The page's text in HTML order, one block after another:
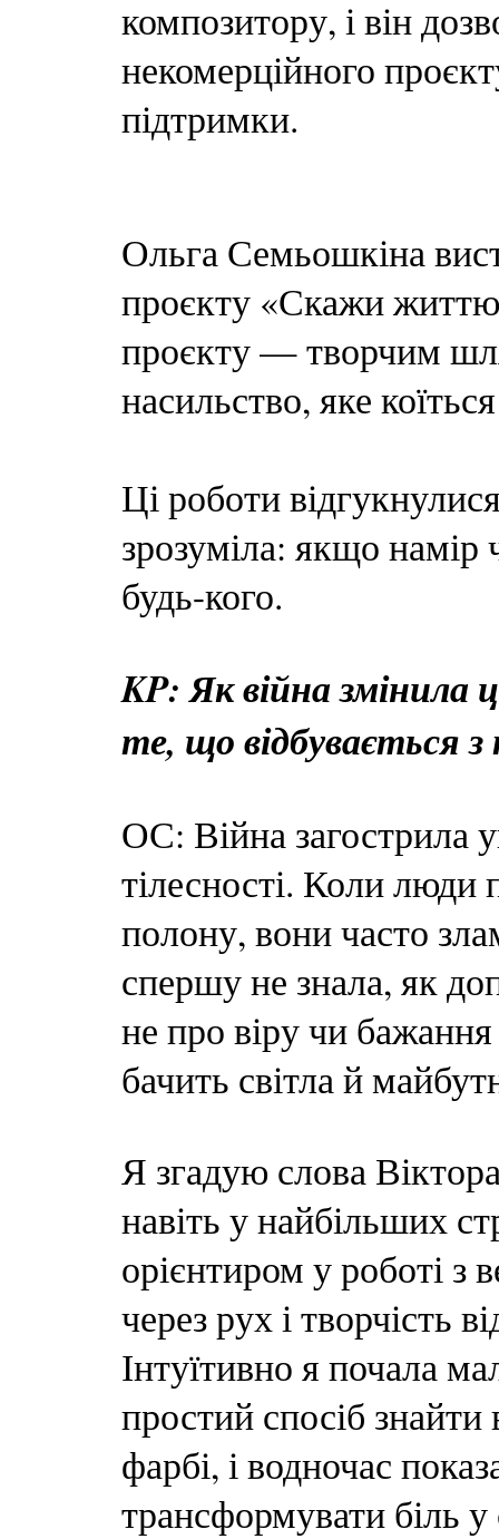
композитору, і він
некомерційного
підтримки.
Ольга Семьошкіна
проєкту «Скажи
проєкту — творчим
насильство, яке
Ці роботи
зрозуміла: якщо
будь-кого.
KP: Як війна
те, що відбувається з
ОС: Війна загострила
тілесності. Коли люди
полону, вони часто
спершу не знала, як
не про віру чи
бачить світла й
Я згадую слова
навіть у найбільших
орієнтиром у роботі
через рух і творчість
Інтуїтивно я почала
простий спосіб
фарбі, і водночас
трансформувати біль у